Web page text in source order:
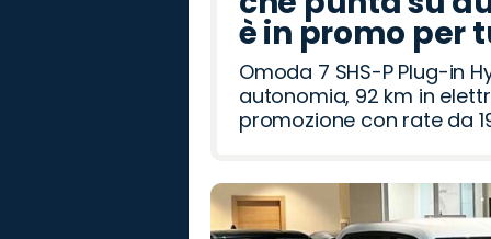
è in promo per
Omoda 7 SHS-P Plug-in
autonomia, 92 km in
promozione con rate da